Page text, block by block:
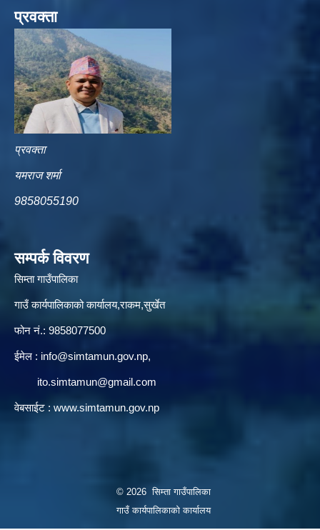
प्रवक्ता
प्रवक्ता
यमराज शर्मा
9858055190
सम्पर्क विवरण
सिम्ता गाउँपालिका
गाउँ कार्यपालिकाको कार्यालय,राकम,सुर्खेत
फोन नं.: 9858077500
ईमेल‌ : info@simtamun.gov.np,
ito.simtamun@gmail.com
वेबसाईट : www.simtamun.gov.np
© 2026 सिम्ता गाउँपालिका
गाउँ कार्यपालिकाको कार्यालय